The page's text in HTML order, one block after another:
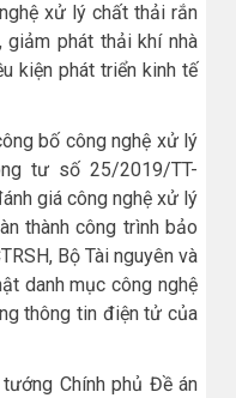
xử lý chất thải rắn
phát thải khí nhà
kiện phát triển kinh tế
bố công nghệ xử lý
tư số 25/2019/TT-
giá công nghệ xử lý
thành công trình bảo
Bộ Tài nguyên và
danh mục công nghệ
thông tin điện tử của
Chính phủ Đề án